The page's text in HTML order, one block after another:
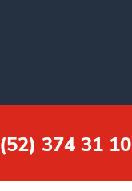
(52) 374 31 10